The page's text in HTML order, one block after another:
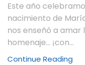
Este año
nacimiento de
nos enseñó a amar
homenaje… ¡con...
Continue Reading